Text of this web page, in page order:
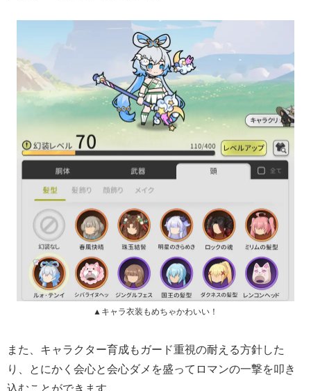
▲キャラ衣装もめちゃかわいい！
また、キャラクター育成もガード重視の耐える方針した
り、とにかく会心と会心ダメを盛ってロマンの一撃を叩き
込むことができます。